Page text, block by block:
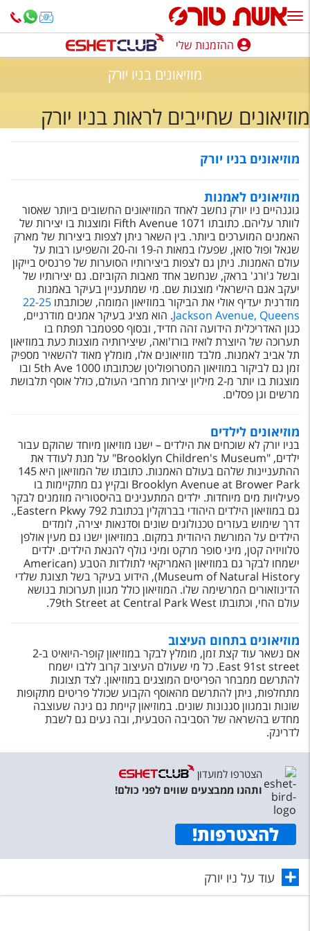
ההזמנות שלי
חופשה לפי סגנון
סגנונות טיול
חבילות נופש
הרגע האחרון
חבילות בריאות וספא
טיסות לחו"ל
מלונות בחו"ל
Русский
קרוז
מגזין אשת
שירות לקוחות
טופס צור קשר
תקנון
נגישות
עקבו אחרינו
ההזמנות שלי
מוזיאונים בניו יורק
מוזיאונים שחייבים לראות בניו יורק
מוזיאונים בניו יורק
מוזיאונים לאמנות
גוגנהיים ניו יורק נחשב לאחד המוזיאונים החשובים ביותר שאסור
לוותר עליהם. כתובתו 1071 Fifth Avenue ומוצגות בו יצירות של
האמנים המוערכים ביותר. בין השאר ניתן לצפות ביצירות של מארק
שגאל ופול סזאן, שפעלו במאות ה-19 וה-20 והשפיעו רבות על
עולם האמנות. ניתן גם לצפות ביצירותיו הסוערות של פרנסיס בייקון
ובשל ג'ורג' בראק, שנחשב אחד מאבות הקוביזם. גם יצירותיו של
יעקב אגם הישראלי מוצגות שם. מי שמתעניין בעיקר באמנות
מודרנית יעדיף אולי את הביקור במוזיאון המומה, שכותבתו 22-25
Jackson Avenue, Queens. הוא מציג בעיקר אמנים מודרניים,
כגון האדריכלית הידועה זהה חדיד, ובסוף ספטמבר תפתח בו
תערוכה של היוצרת לואיז בורז'ואה, שיצירותיה מוצגות כעת במוזיאון
תל אביב לאמנות. מלבד מוזיאונים אלו, מומלץ מאוד להשאיר מספיק
זמן גם לביקור במוזיאון המטרופוליטן שכתובתו 1000 5th Ave ובו
מוצגות בו יותר מ-2 מיליון יצירות מרחבי העולם, כולל אוסף תלבושת
מרשים וגן פסלים.
מוזיאונים לילדים
בניו יורק לא שוכחים את הילדים – ישנו מוזיאון מיוחד שהוקם עבור
ילדים, "Brooklyn Children's Museum" על מנת לעודד את
ההתעניינות שלהם בעולם האמנות. כתובתו של המוזיאון היא 145
Brooklyn Avenue at Brower Park ובקיץ גם מתקיימות בו
פעילויות מים מיוחדות. ילדים המתענינים בהיסטוריה מוזמנים לבקר
גם במוזיאון הילדים היהודי בברוקלין בכתובת 792 Eastern Pkwy,.
דרך שימוש בעזרים טכנולוגים שונים וסדנאות יצירה, לומדים
הילדים על המורשת היהודית במקום. במוזיאון ישנו גם מעין אולפן
טלוויזיה קטן, מיני סופר מרקט ומיני גולף להנאת הילדים. ילדים
ישמחו לבקר גם במוזיאון האמריקאי לתולדות הטבע (American
Museum of Natural History), הידוע בעיקר בשל תצוגת שלדי
הדינוזאורים המרשימה שלו. המוזיאון כולל מגוון תערוכות בנושא
עולם החי, וכתובתו 79th Street at Central Park West.
מוזיאונים בתחום העיצוב
אם נשאר עוד קצת זמן, מומלץ לבקר במוזיאון קופר-היואיט ב-2
East 91st street. כל מי שעולם העיצוב קרוב ללבו ישמח
להתרשם ממבחר הפריטים המוצגים במוזיאון. לצד תצוגות
מתחלפות, ניתן להתרשם מהאוסף הקבוע שכולל פריטים מתקופות
שונות ובמגוון סגנונות שונים. במוזיאון קיימת גם גינה שעוצבה
מחדש בהשראה של הסביבה הטבעית, ובה נעים גם לשבת
לדרינק.
הצטרפו למועדון
ותהנו ממבצעים שווים לפני כולם!
להצטרפות!
עוד על ניו יורק